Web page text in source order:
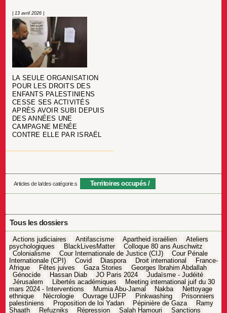
| 13 avril 2026 |
LA SEULE ORGANISATION
POUR LES DROITS DES
ENFANTS PALESTINIENS
CESSE SES ACTIVITÉS
APRÈS AVOIR SUBI DEPUIS
DES ANNÉES UNE
CAMPAGNE MENÉE
CONTRE ELLE PAR ISRAËL
Articles de la/des catégorie.s Territoires occupés
Tous les dossiers
Actions judiciaires Antifascisme Apartheid israélien
Ateliers
psychologiques
BlackLivesMatter
Colloque 80 ans Auschwitz
Colonialisme
Cour Internationale de Justice (CIJ)
Cour Pénale
Internationale (CPI)
Covid Diaspora Droit international
France-
Afrique
Fêtes juives Gaza Stories
Georges Ibrahim Abdallah
Génocide
Hassan Diab JO Paris 2024
Judaïsme - Judéité
Jérusalem
Libertés académiques
Meeting international juif du 30
mars 2024 - Interventions
Mumia Abu-Jamal Nakba
Nettoyage
ethnique
Nécrologie Ouvrage UJFP Pinkwashing
Prisonniers
palestiniens
Proposition de loi Yadan Pépinière de Gaza
Ramy
Shaath
Refuzniks Répression Salah Hamouri
Sanctions